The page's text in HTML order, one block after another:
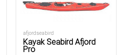
afjordseabird
Kayak Seabird Afjord
Pro